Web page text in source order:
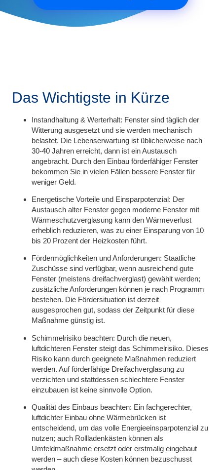
Das Wichtigste in Kürze
Instandhaltung & Werterhalt: Fenster sind täglich der
Witterung ausgesetzt und sie werden mechanisch
belastet. Die Lebenserwartung ist üblicherweise nach
30-40 Jahren erreicht, dann ist ein Austausch
angebracht. Durch den Einbau förderfähiger Fenster
bekommen Sie in vielen Fällen bessere Fenster für
weniger Geld.
Energetische Vorteile und Einsparpotenzial: Der
Austausch alter Fenster gegen moderne Fenster mit
Wärmeschutzverglasung kann den Wärmeverlust
erheblich reduzieren, was zu einer Einsparung von 10
bis 20 Prozent der Heizkosten führt.
Fördermöglichkeiten und Anforderungen: Staatliche
Zuschüsse sind verfügbar, wenn ausreichend gute
Fenster (meistens dreifachverglast) gewählt werden;
zusätzliche Anforderungen können je nach Programm
bestehen. Die Fördersituation ist derzeit
ausgesprochen gut, sodass der Zeitpunkt für diese
Maßnahme günstig ist.
Schimmelrisiko beachten: Durch die neuen,
luftdichteren Fenster steigt das Schimmelrisiko. Dieses
Risiko kann durch geeignete Maßnahmen reduziert
werden. Auf förderfähige Dreifachverglasung zu
verzichten und stattdessen schlechtere Fenster
einzubauen ist keine sinnvolle Option.
Qualität des Einbaus beachten: Ein fachgerechter,
luftdichter Einbau ohne Wärmebrücken ist
entscheidend, um das volle Energieeinsparpotenzial zu
nutzen; auch Rollladenkästen können als
Umfeldmaßnahme ersetzt oder erstmalig eingebaut
werden – auch diese Kosten können bezuschusst